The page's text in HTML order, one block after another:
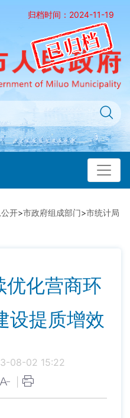
归档时间：2024-11-19
开>市政府组成部门>市统计局
优化营商环
设提质增效
08-02 15:22